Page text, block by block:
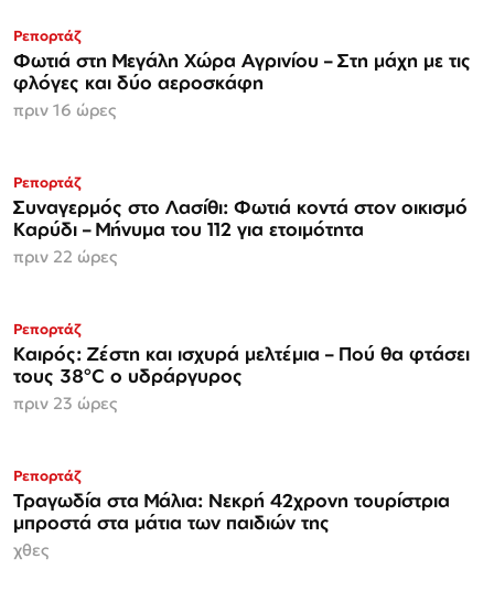
Ρεπορτάζ
Φωτιά στη Μεγάλη Χώρα Αγρινίου – Στη μάχη με τις
φλόγες και δύο αεροσκάφη
πριν 16 ώρες
Ρεπορτάζ
Συναγερμός στο Λασίθι: Φωτιά κοντά στον οικισμό
Καρύδι – Μήνυμα του 112 για ετοιμότητα
πριν 22 ώρες
Ρεπορτάζ
Καιρός: Ζέστη και ισχυρά μελτέμια – Πού θα φτάσει
τους 38°C ο υδράργυρος
πριν 23 ώρες
Ρεπορτάζ
Τραγωδία στα Μάλια: Νεκρή 42χρονη τουρίστρια
μπροστά στα μάτια των παιδιών της
χθες